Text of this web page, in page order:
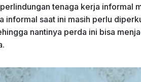
tenaga kerja informal
informal saat ini masih perlu
nantinya perda ini bisa